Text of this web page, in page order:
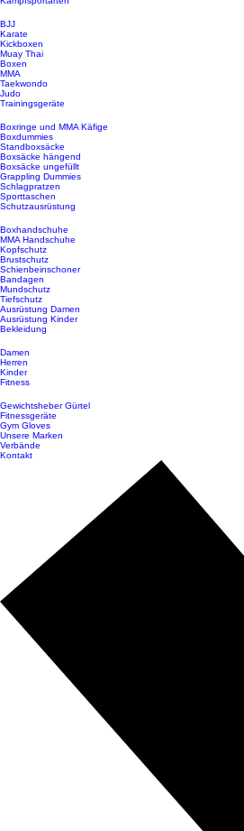
BJJ
Karate
Kickboxen
Muay Thai
Boxen
MMA
Taekwondo
Judo
Trainingsgeräte
Boxringe und MMA Käfige
Boxdummies
Standboxsäcke
Boxsäcke hängend
Boxsäcke ungefüllt
Grappling Dummies
Schlagpratzen
Sporttaschen
Schutzausrüstung
Boxhandschuhe
MMA Handschuhe
Kopfschutz
Brustschutz
Schienbeinschoner
Bandagen
Mundschutz
Tiefschutz
Ausrüstung Damen
Ausrüstung Kinder
Bekleidung
Damen
Herren
Kinder
Fitness
Gewichtsheber Gürtel
Fitnessgeräte
Gym Gloves
Unsere Marken
Verbände
Kontakt